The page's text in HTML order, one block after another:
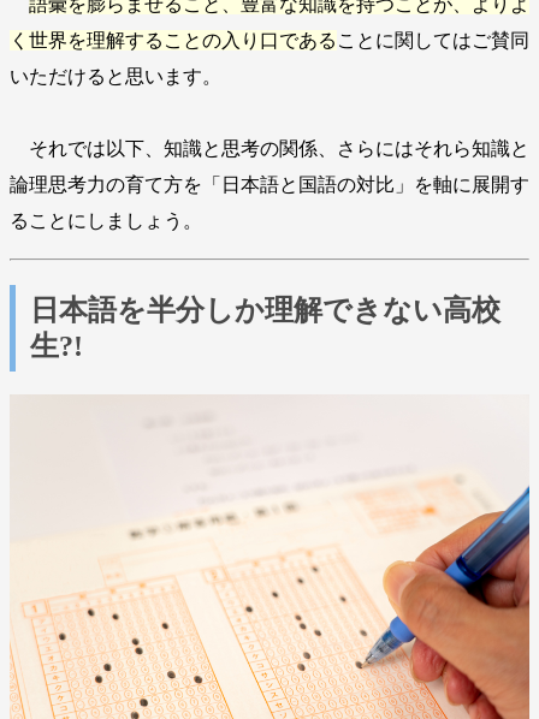
く世界を理解することの入り口である ことに関してはご賛同
いただけると思います。
それでは以下、知識と思考の関係、さらにはそれら知識と
論理思考力の育て方を「日本語と国語の対比」を軸に展開す
ることにしましょう。
日本語を半分しか理解できない高校
生?!